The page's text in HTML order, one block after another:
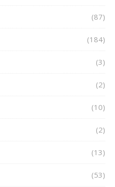
(87)
(184)
(3)
(2)
(10)
(2)
(13)
(53)